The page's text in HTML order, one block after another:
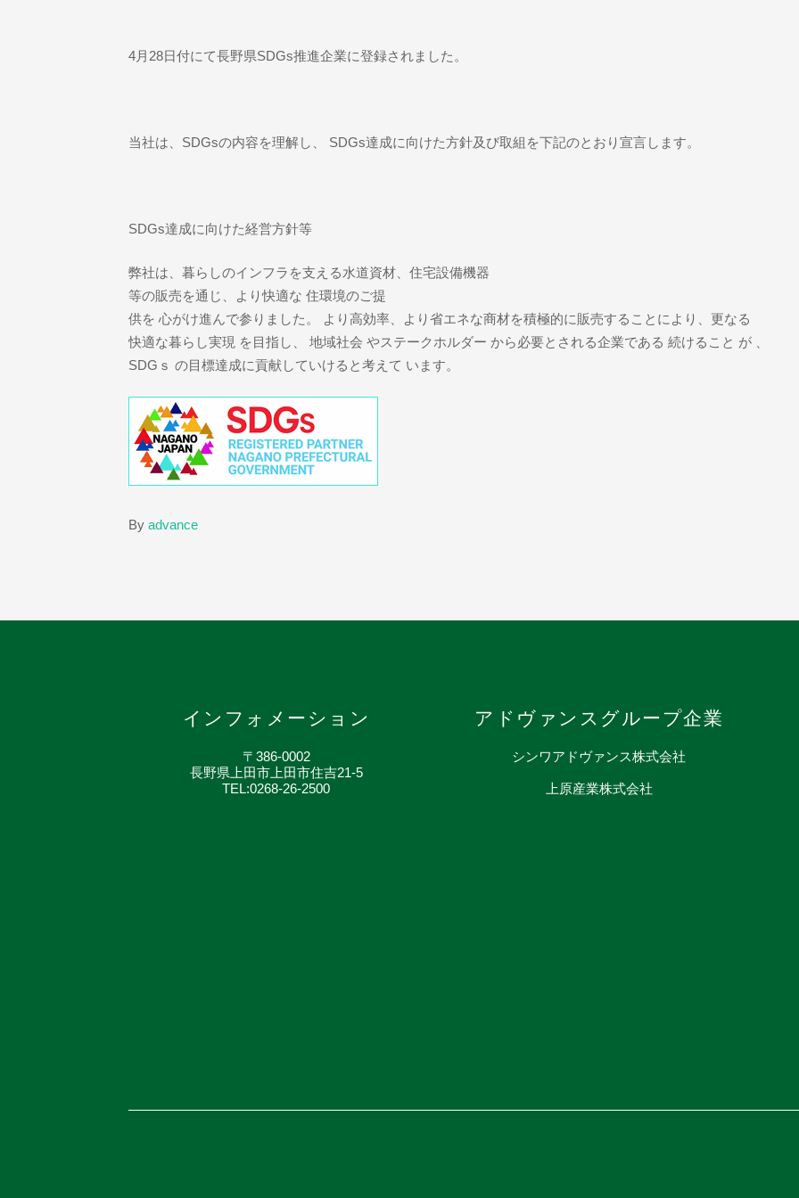
4月28日付にて長野県SDGs推進企業に登録されました。
当社は、SDGsの内容を理解し、 SDGs達成に向けた方針及び取組を下記のとおり宣言します。
SDGs達成に向けた経営方針等
弊社は、暮らしのインフラを支える水道資材、住宅設備機器
等の販売を通じ、より快適な 住環境のご提
供を 心がけ進んで参りました。 より高効率、より省エネな商材を積極的に販売することにより、更なる
快適な暮らし実現 を目指し、 地域社会 やステークホルダー から必要とされる企業である 続けること が 、
SDGｓ の目標達成に貢献していけると考えて います。
By advance
インフォメーション
〒386-0002
長野県上田市上田市住吉21-5
TEL:0268-26-2500
アドヴァンスグループ企業
シンワアドヴァンス株式会社
上原産業株式会社